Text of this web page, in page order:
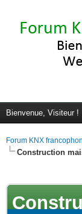
Bienvenue, Visiteur !
Forum KNX
Construction